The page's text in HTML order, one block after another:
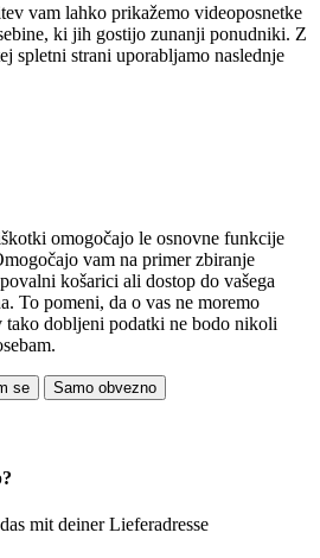
vam lahko prikažemo videoposnetke
ki jih gostijo zunanji ponudniki. Z
spletni strani uporabljamo naslednje
omogočajo le osnovne funkcije
vam na primer zbiranje
košarici ali dostop do vašega
To pomeni, da o vas ne moremo
tako dobljeni podatki ne bodo nikoli
se Samo obvezno
mit deiner Lieferadresse